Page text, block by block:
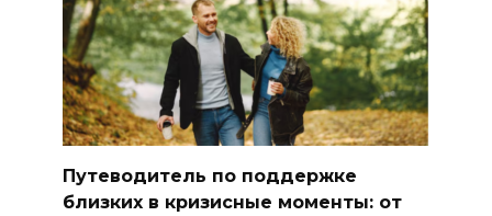
Путеводитель по поддержке
близких в кризисные моменты: от